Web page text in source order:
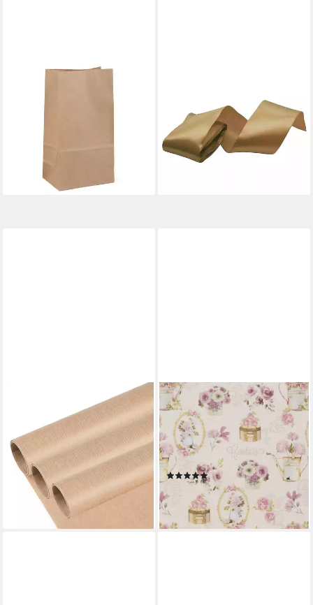
MADDMA
Papiertüten aus Kraftpapier,
(0,24 €/ 1 Stk)
lieferbar - in 3-4 Werktagen bei dir
Geschenkband, beige
2,06 €
(0,69 €/ 1 m)
lieferbar - in 3-4 Werktagen bei dir
Geschenkpapier 3 Rollen
Geschenkpapier gestreift
Dekopapier
Verpackungspapier, natur
7,93 €
(1,69 €/ 1 qm)
lieferbar - in 3-4 Werktagen bei dir
STAR
Geschenkpapier,
Geschenkpapier Gießkannen
mit Blumen 70cm x 2m Rolle
rosa / beige
(1)
(2,60 €/ 1 m)
lieferbar - in 3-4 Werktagen bei dir